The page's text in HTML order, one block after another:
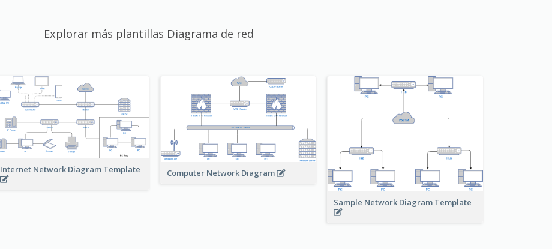
Explorar más plantillas Diagrama de red
Internet Network Diagram Template Computer Network Diagram
Sample Network Diagram Template